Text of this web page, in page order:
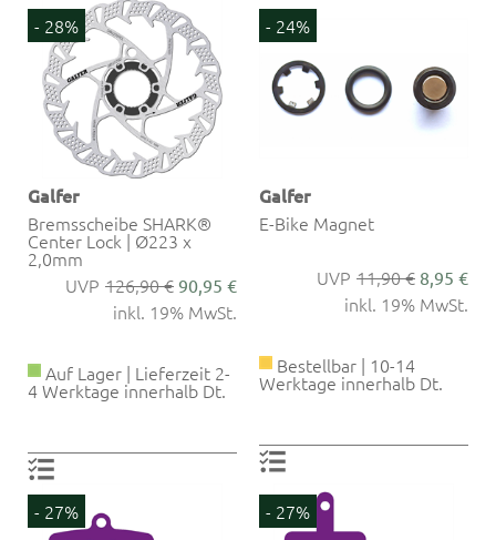
- 28%
Galfer
Bremsscheibe SHARK®
Center Lock | Ø223 x
2,0mm
126,90 € 90,95 €
inkl. 19% MwSt.
Auf Lager | Lieferzeit 2-
4 Werktage innerhalb Dt.
- 24%
Galfer
E-Bike Magnet
11,90 € 8,95 €
inkl. 19% MwSt.
Bestellbar | 10-14
Werktage innerhalb Dt.
- 27% - 27%